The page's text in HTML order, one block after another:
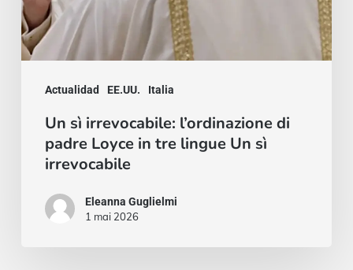
Actualidad EE.UU. Italia
Un
sì
irrevocabile
Un sì irrevocabile: l’ordinazione di
padre Loyce in tre lingue Un sì
irrevocabile
Eleanna Guglielmi
1 mai 2026